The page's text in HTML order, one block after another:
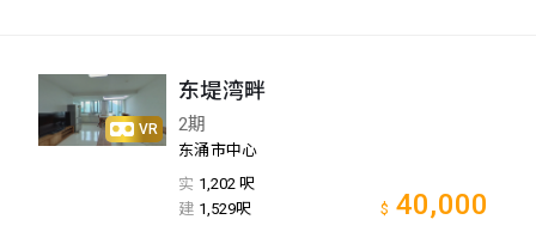
VR
东堤湾畔
2期
东涌市中心
实 1,202 呎
建 1,529呎 $ 40,000